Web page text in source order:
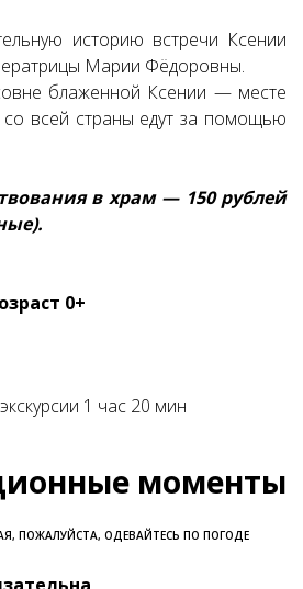
историю встречи Ксении
Марии Фёдоровны.
блаженной Ксении — месте
со всей страны едут за помощью
в храм — 150 рублей
0+
1 час 20 мин
моменты
ПОЖАЛУЙСТА, ОДЕВАЙТЕСЬ ПО ПОГОДЕ